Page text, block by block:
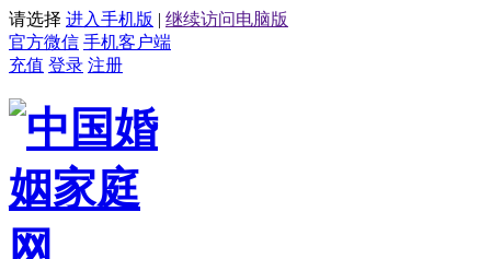
请选择 进入手机版 | 继续访问电脑版
官方微信 手机客户端
充值 登录 注册